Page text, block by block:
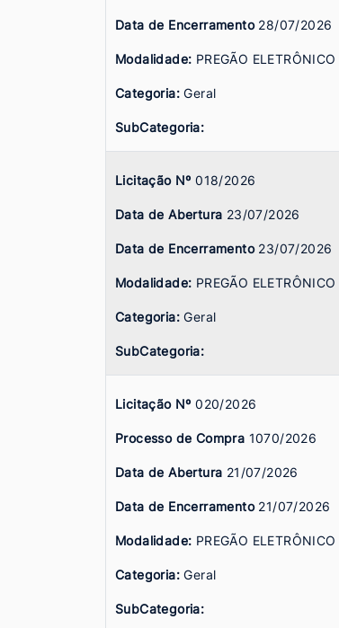
Data de Encerramento 28/07/2026
Modalidade: PREGÃO ELETRÔNICO
Categoria:Geral
SubCategoria:
Licitação Nº018/2026
Data de Abertura 23/07/2026
Data de Encerramento 23/07/2026
Modalidade: PREGÃO ELETRÔNICO
Categoria:Geral
SubCategoria:
Licitação Nº020/2026
Processo de Compra 1070/2026
Data de Abertura 21/07/2026
Data de Encerramento 21/07/2026
Modalidade: PREGÃO ELETRÔNICO
Categoria:Geral
SubCategoria: